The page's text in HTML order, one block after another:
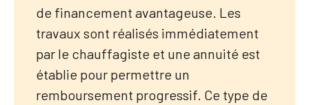
de financement avantageuse. Les
travaux sont réalisés immédiatement
par le chauffagiste et une annuité est
établie pour permettre un
remboursement progressif. Ce type de